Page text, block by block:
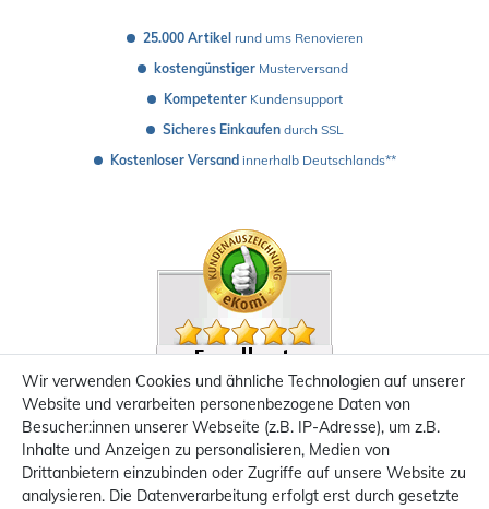
25.000 Artikel rund ums Renovieren
kostengünstiger Musterversand
Kompetenter Kundensupport
Sicheres Einkaufen durch SSL
Kostenloser Versand innerhalb Deutschlands**
Wir verwenden Cookies und ähnliche Technologien auf unserer
Website und verarbeiten personenbezogene Daten von
Besucher:innen unserer Webseite (z.B. IP-Adresse), um z.B.
Inhalte und Anzeigen zu personalisieren, Medien von
Drittanbietern einzubinden oder Zugriffe auf unsere Website zu
analysieren. Die Datenverarbeitung erfolgt erst durch gesetzte